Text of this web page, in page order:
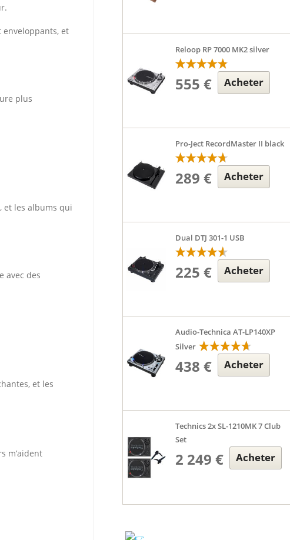
enveloppants, et
plus
et les albums qui
avec des
et les
m’aident
Reloop RP 7000 MK2 silver
555 € Acheter
Pro-Ject RecordMaster II black
289 € Acheter
Dual DTJ 301-1 USB
225 € Acheter
Audio-Technica AT-LP140XP
Silver
438 € Acheter
Technics 2x SL-1210MK 7 Club
Set
2 249 € Acheter